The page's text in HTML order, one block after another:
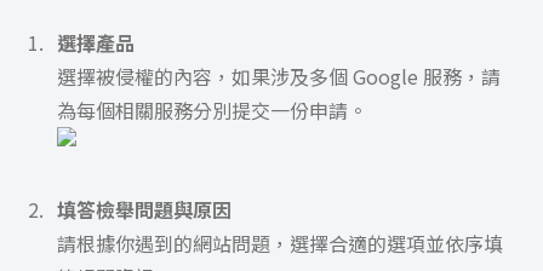
選擇產品
選擇被侵權的內容，如果涉及多個 Google 服務，請
為每個相關服務分別提交一份申請。
填答檢舉問題與原因
請根據你遇到的網站問題，選擇合適的選項並依序填